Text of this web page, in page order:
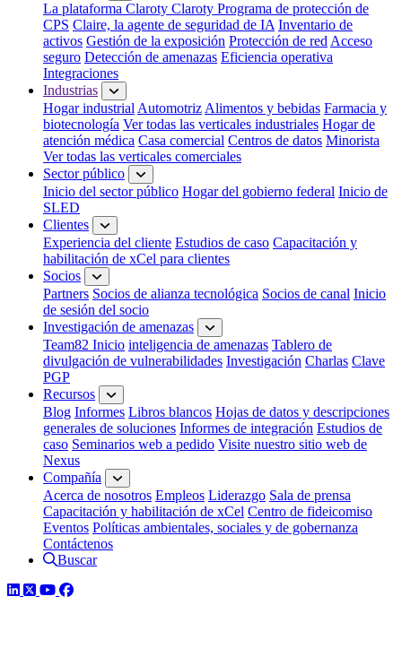
La plataforma Claroty Claroty Programa de protección de
CPS Claire, la agente de seguridad de IA Inventario de
activos Gestión de la exposición Protección de red Acceso
seguro Detección de amenazas Eficiencia operativa
Integraciones
Industrias
Hogar industrial Automotriz Alimentos y bebidas Farmacia y
biotecnología Ver todas las verticales industriales Hogar de
atención médica Casa comercial Centros de datos Minorista
Ver todas las verticales comerciales
Sector público
Inicio del sector público Hogar del gobierno federal Inicio de
SLED
Clientes
Experiencia del cliente Estudios de caso Capacitación y
habilitación de xCel para clientes
Socios
Partners Socios de alianza tecnológica Socios de canal Inicio
de sesión del socio
Investigación de amenazas
Team82 Inicio inteligencia de amenazas Tablero de
divulgación de vulnerabilidades Investigación Charlas Clave
PGP
Recursos
Blog Informes Libros blancos Hojas de datos y descripciones
generales de soluciones Informes de integración Estudios de
caso Seminarios web a pedido Visite nuestro sitio web de
Nexus
Compañía
Acerca de nosotros Empleos Liderazgo Sala de prensa
Capacitación y habilitación de xCel Centro de fideicomiso
Eventos Políticas ambientales, sociales y de gobernanza
Contáctenos
Buscar
LinkedIn
TwitterYouTube
Facebook